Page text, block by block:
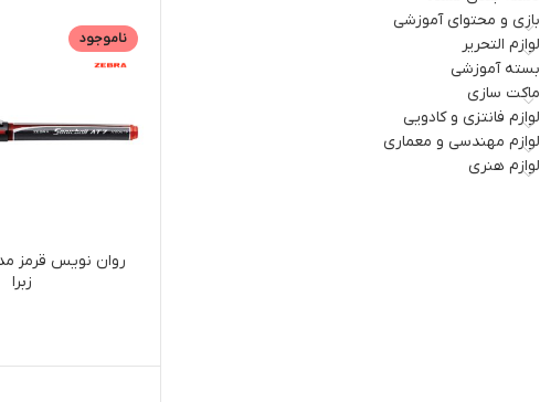
بازی و محتوای آموزشی
لوازم التحریر
بسته آموزشی
ماکت سازی
لوازم فانتزی و کادویی
لوازم مهندسی و معماری
لوازم هنری
ناموجود
زبرا